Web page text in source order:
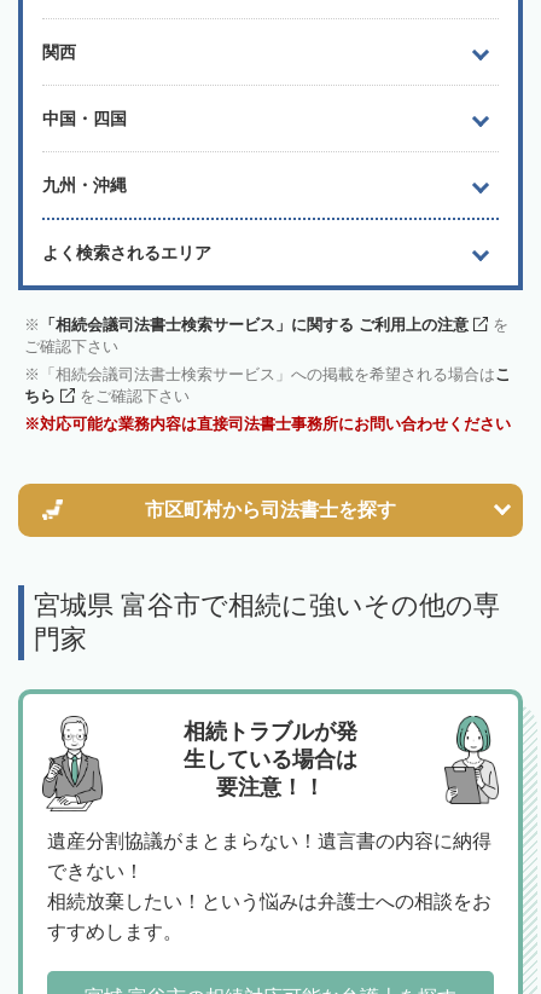
関西
中国・四国
九州・沖縄
よく検索されるエリア
「相続会議司法書士検索サービス」に関する ご利用上の注意
を
ご確認下さい
「相続会議司法書士検索サービス」への掲載を希望される場合はこ
ちら
をご確認下さい
対応可能な業務内容は直接司法書士事務所にお問い合わせください
市区町村から司法書士を探す
宮城県 富谷市で相続に強いその他の専
門家
相続トラブルが発
生している場合は
要注意！！
遺産分割協議がまとまらない！遺言書の内容に納得
できない！
相続放棄したい！という悩みは弁護士への相談をお
すすめします。